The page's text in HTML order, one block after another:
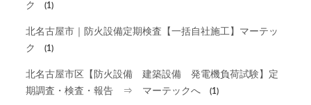
ク
(1)
北名古屋市｜防火設備定期検査【一括自社施工】マーテッ
ク
(1)
北名古屋市区【防火設備 建築設備 発電機負荷試験】定
期調査・検査・報告 ⇒ マーテックへ
(1)